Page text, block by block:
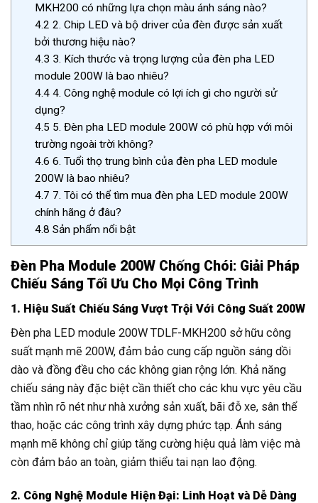
MKH200 có những lựa chọn màu ánh sáng nào?
4.2 2. Chip LED và bộ driver của đèn được sản xuất
bởi thương hiệu nào?
4.3 3. Kích thước và trọng lượng của đèn pha LED
module 200W là bao nhiêu?
4.4 4. Công nghệ module có lợi ích gì cho người sử
dụng?
4.5 5. Đèn pha LED module 200W có phù hợp với môi
trường ngoài trời không?
4.6 6. Tuổi thọ trung bình của đèn pha LED module
200W là bao nhiêu?
4.7 7. Tôi có thể tìm mua đèn pha LED module 200W
chính hãng ở đâu?
4.8 Sản phẩm nổi bật
Đèn Pha Module 200W Chống Chói: Giải Pháp
Chiếu Sáng Tối Ưu Cho Mọi Công Trình
1. Hiệu Suất Chiếu Sáng Vượt Trội Với Công Suất 200W
Đèn pha LED module 200W TDLF-MKH200 sở hữu công
suất mạnh mẽ 200W, đảm bảo cung cấp nguồn sáng dồi
dào và đồng đều cho các không gian rộng lớn. Khả năng
chiếu sáng này đặc biệt cần thiết cho các khu vực yêu cầu
tầm nhìn rõ nét như nhà xưởng sản xuất, bãi đỗ xe, sân thể
thao, hoặc các công trình xây dựng phức tạp. Ánh sáng
mạnh mẽ không chỉ giúp tăng cường hiệu quả làm việc mà
còn đảm bảo an toàn, giảm thiểu tai nạn lao động.
2. Công Nghệ Module Hiện Đại: Linh Hoạt và Dễ Dàng